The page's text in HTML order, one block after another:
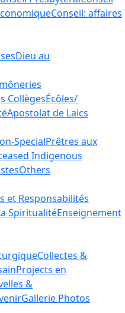
Conseil: affaires
Dieu au
CollègesÉcôles/
Apostolat de Laics
SpecialPrêtres aux
Indigenous
Others
et Responsabilités
SpiritualitéEnseignement
Collectes &
Projects en
&
Gallerie Photos